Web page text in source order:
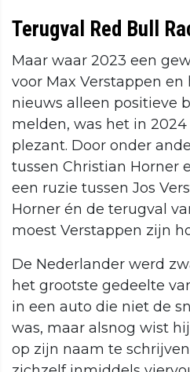
Terugval Red Bull
Maar waar 2023 een
voor Max Verstappen en
nieuws alleen positieve
melden, was het in
plezant. Door onder
tussen Christian Horner
een ruzie tussen Jos
Horner én de terugval
moest Verstappen zijn
De Nederlander werd
het grootste gedeelte
in een auto die niet de
was, maar alsnog wist
op zijn naam te